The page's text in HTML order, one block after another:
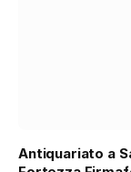
Antiquariato a